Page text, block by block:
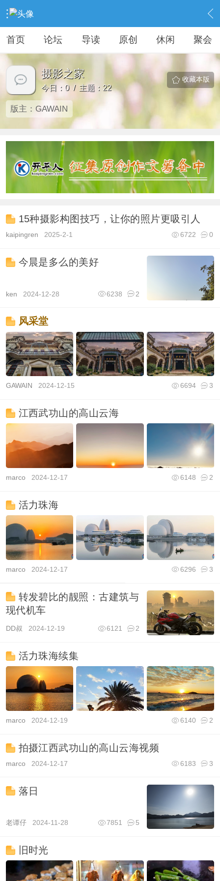
› KAIPINGREN › 摄影之家
首页 论坛 导读 原创 休闲 聚会
摄影之家
今日：0 / 主题：22
收藏本版
版主： GAWAIN
15种摄影构图技巧，让你的照片更吸引人
kaipingren 2025-2-1 0
6722
今晨是多么的美好
ken 2024-12-28 2
6238
风采堂
GAWAIN 2024-12-15 3
6694
江西武功山的高山云海
marco 2024-12-17 2
6148
活力珠海
marco 2024-12-17 3
6296
转发碧比的靓照：古建筑与
现代机车
DD叔 2024-12-19 2
6121
活力珠海续集
marco 2024-12-19 2
6140
拍摄江西武功山的高山云海视频
marco 2024-12-17 3
6183
落日
老谭仔2024-11-28 5
7851
旧时光